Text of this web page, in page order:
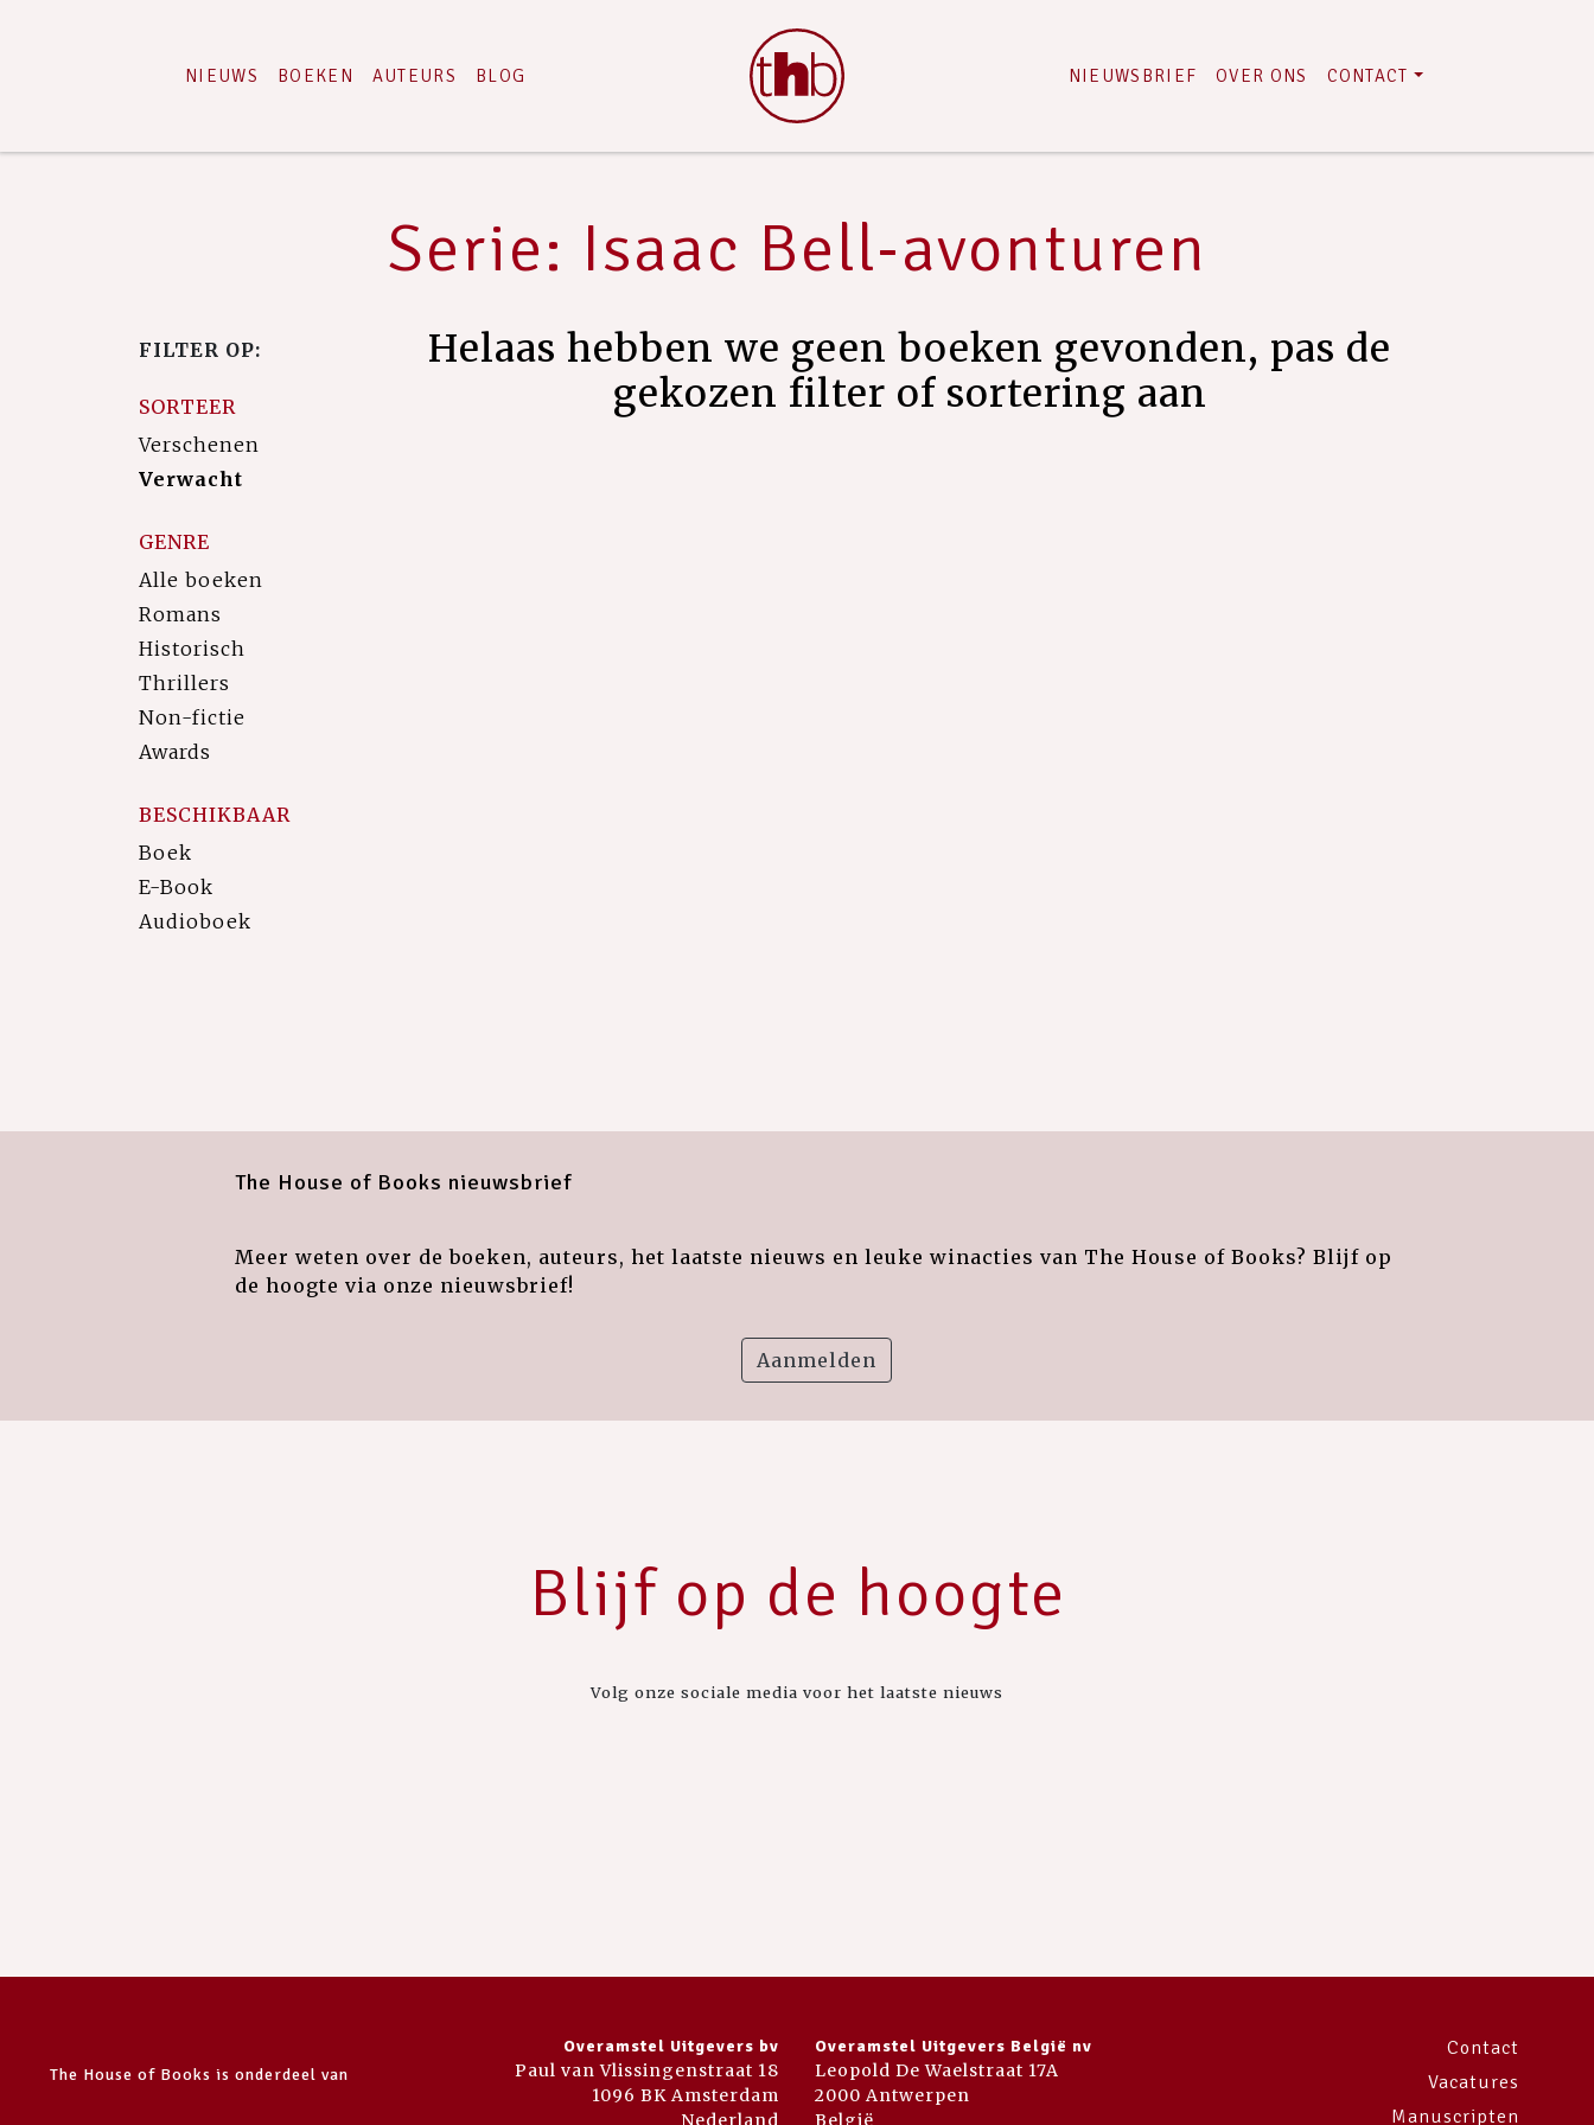
NIEUWS BOEKEN AUTEURS BLOG NIEUWSBRIEF OVER ONS CONTACT
Serie: Isaac Bell-avonturen
FILTER OP:
SORTEER
Verschenen
Verwacht
GENRE
Alle boeken
Romans
Historisch
Thrillers
Non-fictie
Awards
BESCHIKBAAR
Boek
E-Book
Audioboek
Helaas hebben we geen boeken gevonden, pas de
gekozen filter of sortering aan
The House of Books nieuwsbrief
Meer weten over de boeken, auteurs, het laatste nieuws en leuke winacties van The House of Books? Blijf op
de hoogte via onze nieuwsbrief!
Aanmelden
Blijf op de hoogte
Volg onze sociale media voor het laatste nieuws
The House of Books is onderdeel van
Overamstel Uitgevers bv
Paul van Vlissingenstraat 18
1096 BK Amsterdam
Nederland
Overamstel Uitgevers België nv
Leopold De Waelstraat 17A
2000 Antwerpen
België
Contact
Vacatures
Manuscripten